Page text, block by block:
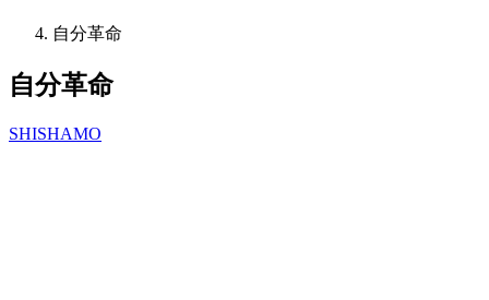
自分革命
自分革命
SHISHAMO